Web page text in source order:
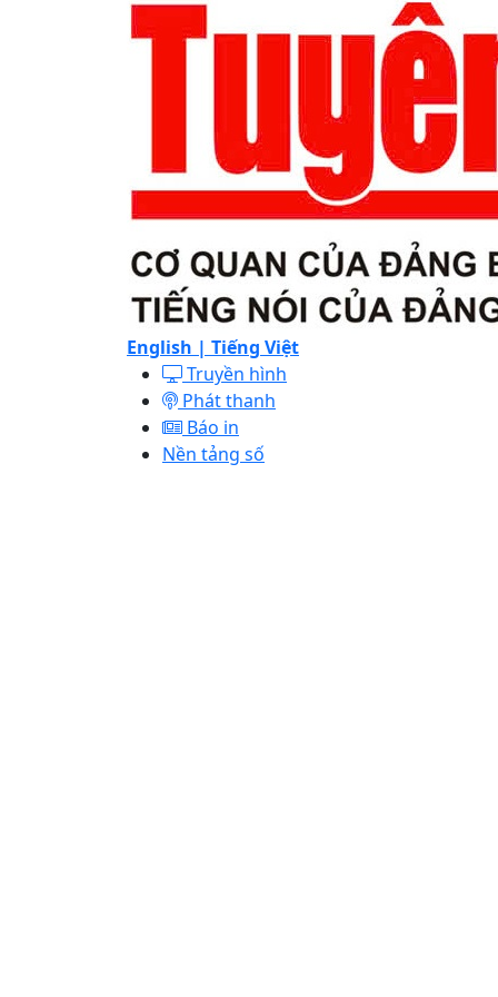
English | Tiếng Việt
Truyền hình
Phát thanh
Báo in
Nền tảng số